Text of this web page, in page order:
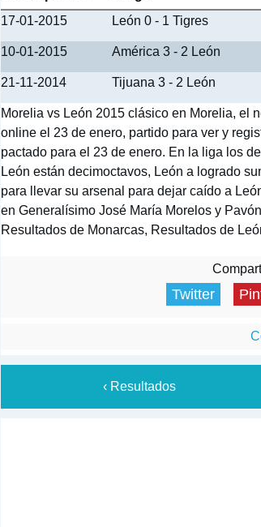
17-01-2015
León 0 - 1 Tigres
10-01-2015 América 3 - 2 León
21-11-2014 Tijuana 3 - 2 León
Morelia vs León 2015 clásico en Morelia, el
online el 23 de enero, partido para ver y
pactado para el 23 de enero. En la liga los
León están decimoctavos, León a logrado
para llevar su arsenal para dejar caído a
en Generalísimo José María Morelos y
Resultados de Monarcas, Resultados de
Twitter
‹ Resultados